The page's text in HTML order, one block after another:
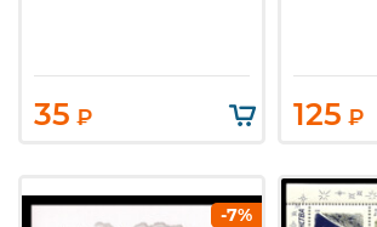
35 ₽ 125 ₽
-7%